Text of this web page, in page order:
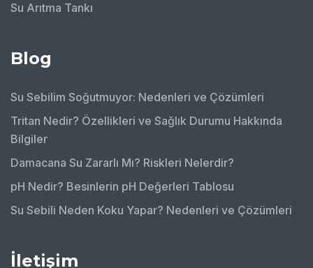
Su Arıtma Tankı
Blog
Su Sebilim Soğutmuyor: Nedenleri ve Çözümleri
Tritan Nedir? Özellikleri ve Sağlık Durumu Hakkında
Bilgiler
Damacana Su Zararlı Mı? Riskleri Nelerdir?
pH Nedir? Besinlerin pH Değerleri Tablosu
Su Sebili Neden Koku Yapar? Nedenleri ve Çözümleri
İletişim